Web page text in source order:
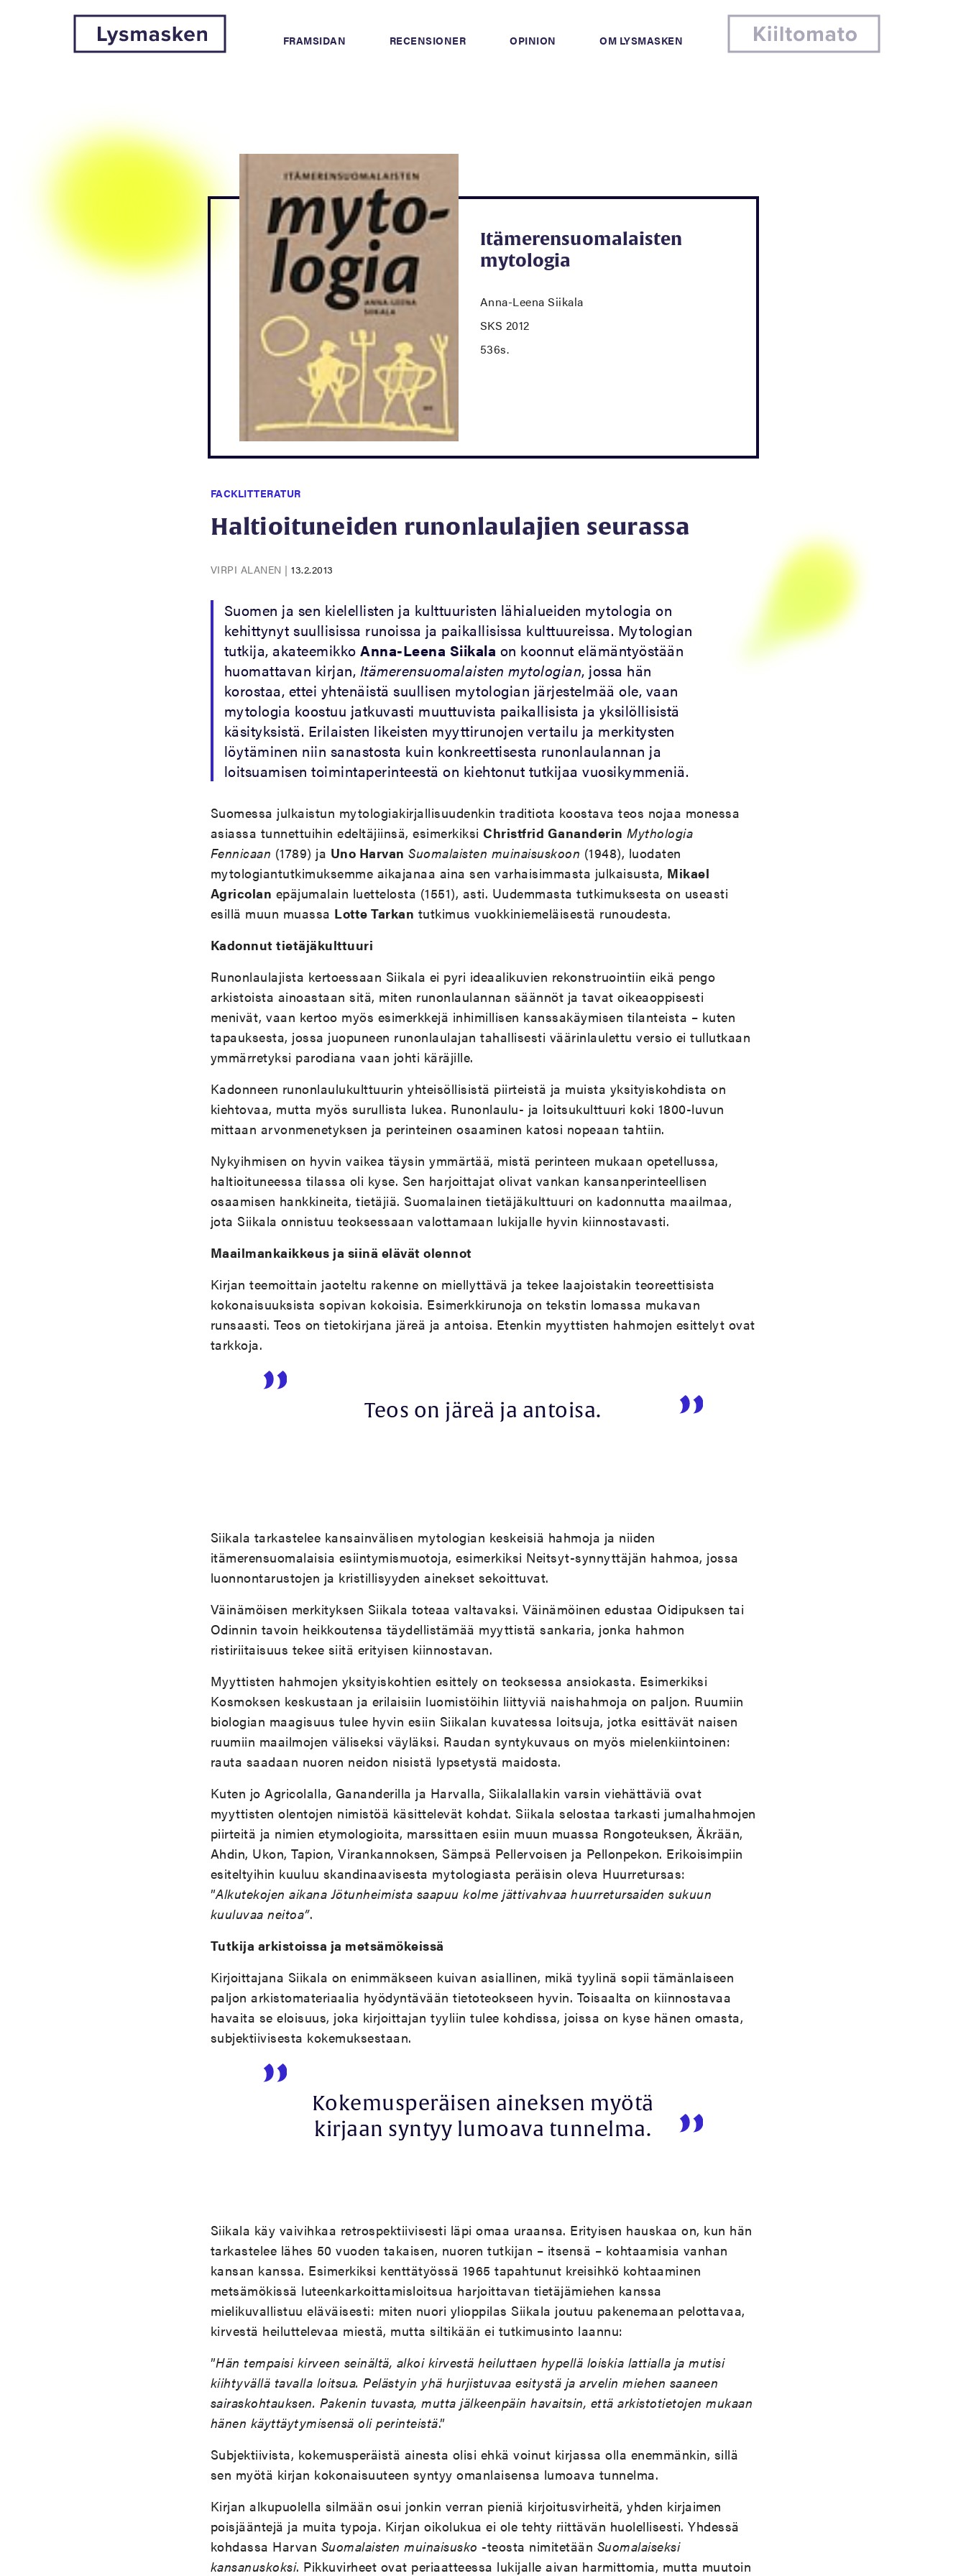
FRAMSIDAN RECENSIONER OPINION OM LYSMASKEN
Itämerensuomalaisten
mytologia
Anna-Leena Siikala
SKS 2012
536s.
FACKLITTERATUR
Haltioituneiden runonlaulajien seurassa
VIRPI ALANEN | 13.2.2013
Suomen ja sen kielellisten ja kulttuuristen lähialueiden mytologia on
kehittynyt suullisissa runoissa ja paikallisissa kulttuureissa. Mytologian
tutkija, akateemikko Anna-Leena Siikala on koonnut elämäntyöstään
huomattavan kirjan, Itämerensuomalaisten mytologian, jossa hän
korostaa, ettei yhtenäistä suullisen mytologian järjestelmää ole, vaan
mytologia koostuu jatkuvasti muuttuvista paikallisista ja yksilöllisistä
käsityksistä. Erilaisten likeisten myyttirunojen vertailu ja merkitysten
löytäminen niin sanastosta kuin konkreettisesta runonlaulannan ja
loitsuamisen toimintaperinteestä on kiehtonut tutkijaa vuosikymmeniä.
Suomessa julkaistun mytologiakirjallisuudenkin traditiota koostava teos nojaa monessa
asiassa tunnettuihin edeltäjiinsä, esimerkiksi Christfrid Gananderin Mythologia
Fennicaan (1789) ja Uno Harvan Suomalaisten muinaisuskoon (1948), luodaten
mytologiantutkimuksemme aikajanaa aina sen varhaisimmasta julkaisusta, Mikael
Agricolan epäjumalain luettelosta (1551), asti. Uudemmasta tutkimuksesta on useasti
esillä muun muassa Lotte Tarkan tutkimus vuokkiniemeläisestä runoudesta.
Kadonnut tietäjäkulttuuri
Runonlaulajista kertoessaan Siikala ei pyri ideaalikuvien rekonstruointiin eikä pengo
arkistoista ainoastaan sitä, miten runonlaulannan säännöt ja tavat oikeaoppisesti
menivät, vaan kertoo myös esimerkkejä inhimillisen kanssakäymisen tilanteista – kuten
tapauksesta, jossa juopuneen runonlaulajan tahallisesti väärinlaulettu versio ei tullutkaan
ymmärretyksi parodiana vaan johti käräjille.
Kadonneen runonlaulukulttuurin yhteisöllisistä piirteistä ja muista yksityiskohdista on
kiehtovaa, mutta myös surullista lukea. Runonlaulu- ja loitsukulttuuri koki 1800-luvun
mittaan arvonmenetyksen ja perinteinen osaaminen katosi nopeaan tahtiin.
Nykyihmisen on hyvin vaikea täysin ymmärtää, mistä perinteen mukaan opetellussa,
haltioituneessa tilassa oli kyse. Sen harjoittajat olivat vankan kansanperinteellisen
osaamisen hankkineita, tietäjiä. Suomalainen tietäjäkulttuuri on kadonnutta maailmaa,
jota Siikala onnistuu teoksessaan valottamaan lukijalle hyvin kiinnostavasti.
Maailmankaikkeus ja siinä elävät olennot
Kirjan teemoittain jaoteltu rakenne on miellyttävä ja tekee laajoistakin teoreettisista
kokonaisuuksista sopivan kokoisia. Esimerkkirunoja on tekstin lomassa mukavan
runsaasti. Teos on tietokirjana järeä ja antoisa. Etenkin myyttisten hahmojen esittelyt ovat
tarkkoja.
Teos on järeä ja antoisa.
Siikala tarkastelee kansainvälisen mytologian keskeisiä hahmoja ja niiden
itämerensuomalaisia esiintymismuotoja, esimerkiksi Neitsyt-synnyttäjän hahmoa, jossa
luonnontarustojen ja kristillisyyden ainekset sekoittuvat.
Väinämöisen merkityksen Siikala toteaa valtavaksi. Väinämöinen edustaa Oidipuksen tai
Odinnin tavoin heikkoutensa täydellistämää myyttistä sankaria, jonka hahmon
ristiriitaisuus tekee siitä erityisen kiinnostavan.
Myyttisten hahmojen yksityiskohtien esittely on teoksessa ansiokasta. Esimerkiksi
Kosmoksen keskustaan ja erilaisiin luomistöihin liittyviä naishahmoja on paljon. Ruumiin
biologian maagisuus tulee hyvin esiin Siikalan kuvatessa loitsuja, jotka esittävät naisen
ruumiin maailmojen väliseksi väyläksi. Raudan syntykuvaus on myös mielenkiintoinen:
rauta saadaan nuoren neidon nisistä lypsetystä maidosta.
Kuten jo Agricolalla, Gananderilla ja Harvalla, Siikalallakin varsin viehättäviä ovat
myyttisten olentojen nimistöä käsittelevät kohdat. Siikala selostaa tarkasti jumalhahmojen
piirteitä ja nimien etymologioita, marssittaen esiin muun muassa Rongoteuksen, Äkrään,
Ahdin, Ukon, Tapion, Virankannoksen, Sämpsä Pellervoisen ja Pellonpekon. Erikoisimpiin
esiteltyihin kuuluu skandinaavisesta mytologiasta peräisin oleva Huurretursas:
”Alkutekojen aikana Jötunheimista saapuu kolme jättivahvaa huurretursaiden sukuun
kuuluvaa neitoa”.
Tutkija arkistoissa ja metsämökeissä
Kirjoittajana Siikala on enimmäkseen kuivan asiallinen, mikä tyylinä sopii tämänlaiseen
paljon arkistomateriaalia hyödyntävään tietoteokseen hyvin. Toisaalta on kiinnostavaa
havaita se eloisuus, joka kirjoittajan tyyliin tulee kohdissa, joissa on kyse hänen omasta,
subjektiivisesta kokemuksestaan.
Kokemusperäisen aineksen myötä
kirjaan syntyy lumoava tunnelma.
Siikala käy vaivihkaa retrospektiivisesti läpi omaa uraansa. Erityisen hauskaa on, kun hän
tarkastelee lähes 50 vuoden takaisen, nuoren tutkijan – itsensä – kohtaamisia vanhan
kansan kanssa. Esimerkiksi kenttätyössä 1965 tapahtunut kreisihkö kohtaaminen
metsämökissä luteenkarkoittamisloitsua harjoittavan tietäjämiehen kanssa
mielikuvallistuu eläväisesti: miten nuori ylioppilas Siikala joutuu pakenemaan pelottavaa,
kirvestä heiluttelevaa miestä, mutta siltikään ei tutkimusinto laannu:
”Hän tempaisi kirveen seinältä, alkoi kirvestä heiluttaen hypellä loiskia lattialla ja mutisi
kiihtyvällä tavalla loitsua. Pelästyin yhä hurjistuvaa esitystä ja arvelin miehen saaneen
sairaskohtauksen. Pakenin tuvasta, mutta jälkeenpäin havaitsin, että arkistotietojen mukaan
hänen käyttäytymisensä oli perinteistä.”
Subjektiivista, kokemusperäistä ainesta olisi ehkä voinut kirjassa olla enemmänkin, sillä
sen myötä kirjan kokonaisuuteen syntyy omanlaisensa lumoava tunnelma.
Kirjan alkupuolella silmään osui jonkin verran pieniä kirjoitusvirheitä, yhden kirjaimen
poisjääntejä ja muita typoja. Kirjan oikolukua ei ole tehty riittävän huolellisesti. Yhdessä
kohdassa Harvan Suomalaisten muinaisusko -teosta nimitetään Suomalaiseksi
kansanuskoksi. Pikkuvirheet ovat periaatteessa lukijalle aivan harmittomia, mutta muutoin